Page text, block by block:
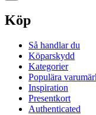
Köp
Så handlar du
Köparskydd
Kategorier
Populära
Inspiration
Presentkort
Authenticated